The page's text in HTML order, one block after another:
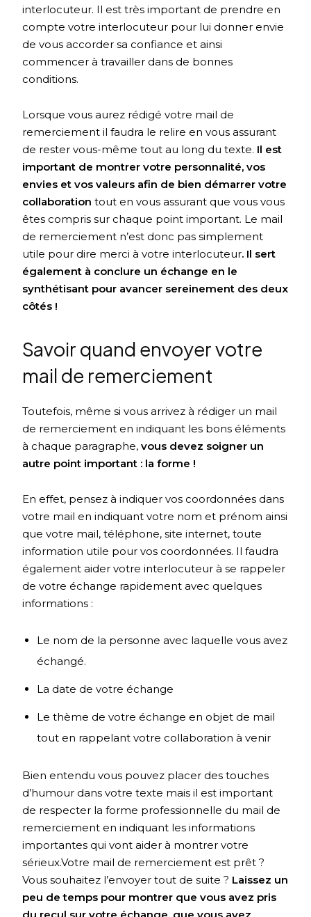
interlocuteur. Il est très important de prendre en
compte votre interlocuteur pour lui donner envie
de vous accorder sa confiance et ainsi
commencer à travailler dans de bonnes
conditions.
Lorsque vous aurez rédigé votre mail de
remerciement il faudra le relire en vous assurant
de rester vous-même tout au long du texte. Il est
important de montrer votre personnalité, vos
envies et vos valeurs afin de bien démarrer votre
collaboration tout en vous assurant que vous vous
êtes compris sur chaque point important. Le mail
de remerciement n’est donc pas simplement
utile pour dire merci à votre interlocuteur. Il sert
également à conclure un échange en le
synthétisant pour avancer sereinement des deux
côtés !
Savoir quand envoyer votre
mail de remerciement
Toutefois, même si vous arrivez à rédiger un mail
de remerciement en indiquant les bons éléments
à chaque paragraphe,vous devez soigner un
autre point important : la forme !
En effet, pensez à indiquer vos coordonnées dans
votre mail en indiquant votre nom et prénom ainsi
que votre mail, téléphone, site internet, toute
information utile pour vos coordonnées. Il faudra
également aider votre interlocuteur à se rappeler
de votre échange rapidement avec quelques
informations :
Le nom de la personne avec laquelle vous avez
échangé.
La date de votre échange
Le thème de votre échange en objet de mail
tout en rappelant votre collaboration à venir
Bien entendu vous pouvez placer des touches
d’humour dans votre texte mais il est important
de respecter la forme professionnelle du mail de
remerciement en indiquant les informations
importantes qui vont aider à montrer votre
sérieux.Votre mail de remerciement est prêt ?
Vous souhaitez l’envoyer tout de suite ? Laissez un
peu de temps pour montrer que vous avez pris